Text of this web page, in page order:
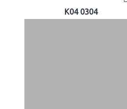
K04 0304